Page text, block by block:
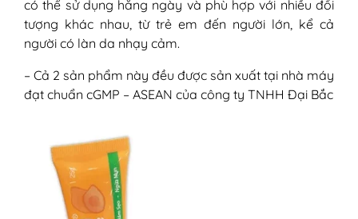
có thể sử dụng hằng ngày và phù hợp với nhiều đối
tượng khác nhau, từ trẻ em đến người lớn, kể cả
người có làn da nhạy cảm.
– Cả 2 sản phẩm này đều được sản xuất tại nhà máy
đạt chuẩn cGMP – ASEAN của công ty TNHH Đại Bắc